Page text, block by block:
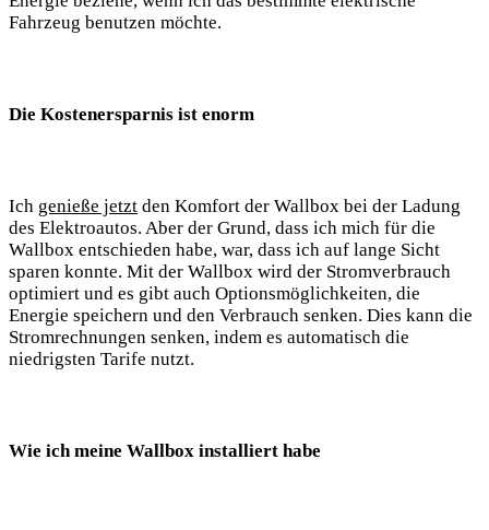
Fahrzeug benutzen möchte.
Die Kostenersparnis ist enorm
Ich genieße jetzt den Komfort der Wallbox bei der Ladung
des Elektroautos. Aber der Grund, dass ich mich für die
Wallbox entschieden habe, war, dass ich auf lange Sicht
sparen konnte. Mit der Wallbox wird der Stromverbrauch
optimiert und es gibt auch Optionsmöglichkeiten, die
Energie speichern und den Verbrauch senken. Dies kann die
Stromrechnungen senken, indem es automatisch die
niedrigsten Tarife nutzt.
Wie ich meine Wallbox installiert habe